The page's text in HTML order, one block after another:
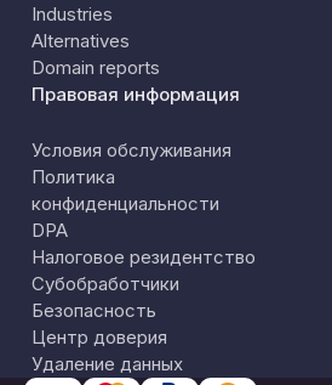
Industries
Alternatives
Domain reports
Правовая информация
Условия обслуживания
Политика
конфиденциальности
DPA
Налоговое резидентство
Субобработчики
Безопасность
Центр доверия
Удаление данных